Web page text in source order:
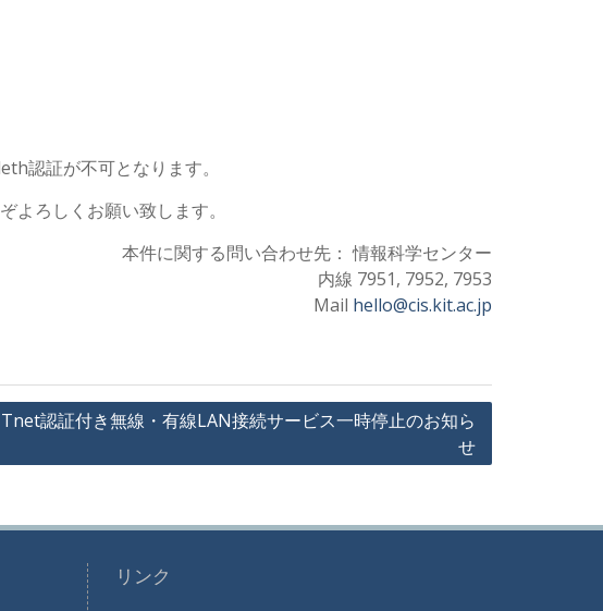
認証が不可となります。
ろしくお願い致します。
本件に関する問い合わせ先： 情報科学センター
内線 7951, 7952, 7953
Mail hello@cis.kit.ac.jp
認証付き無線・有線LAN接続サービス一時停止のお知ら
せ
リンク